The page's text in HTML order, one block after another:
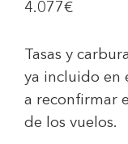
4.077€
Tasas y
ya incluido en
a reconfirmar
de los vuelos.